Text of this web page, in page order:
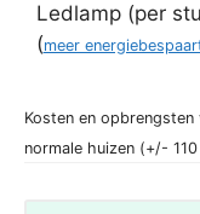
Ledlamp (per
(meer
Kosten en
normale huizen (+/-